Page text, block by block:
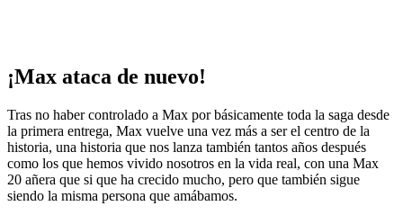
¡Max ataca de nuevo!
Tras no haber controlado a Max por básicamente toda la saga desde
la primera entrega, Max vuelve una vez más a ser el centro de la
historia, una historia que nos lanza también tantos años después
como los que hemos vivido nosotros en la vida real, con una Max
20 añera que si que ha crecido mucho, pero que también sigue
siendo la misma persona que amábamos.